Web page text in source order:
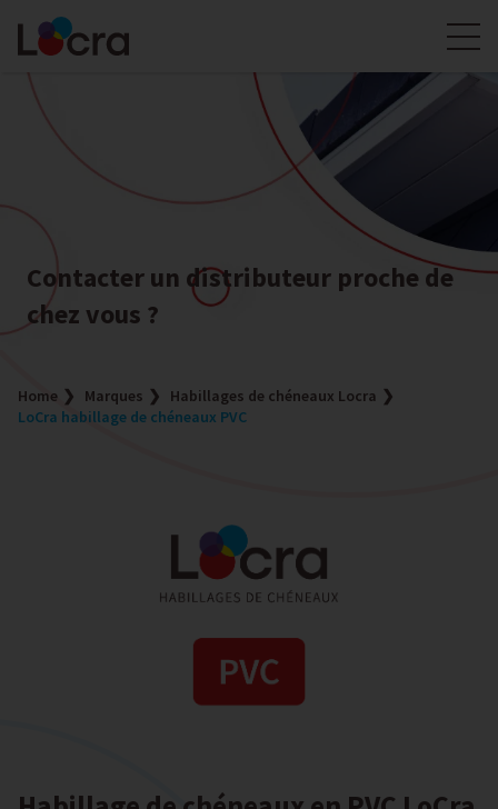
Contacter un distributeur proche de
chez vous ?
Home Marques
Habillages de chéneaux Locra
LoCra habillage de chéneaux PVC